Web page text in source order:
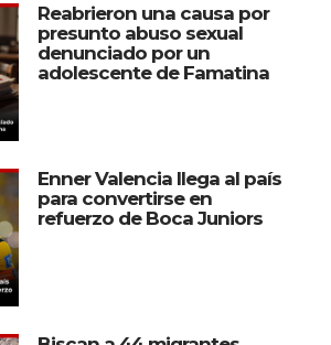
Reabrieron una causa por
presunto abuso sexual
denunciado por un
adolescente de Famatina
Enner Valencia llega al país
para convertirse en
refuerzo de Boca Juniors